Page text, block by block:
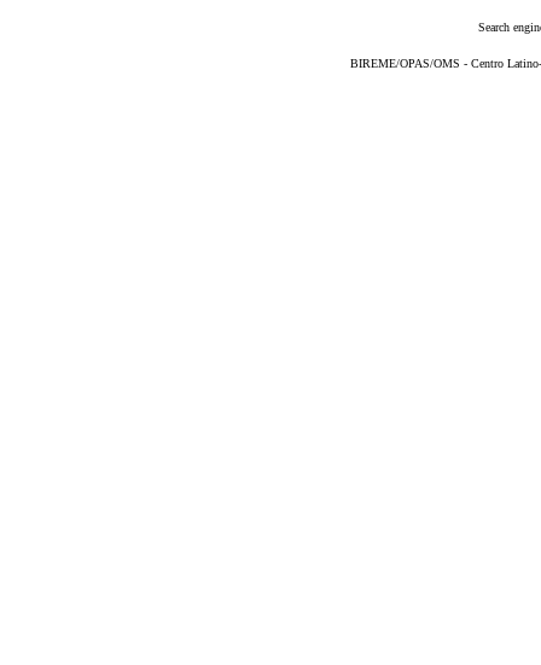
Search
BIREME/OPAS/OMS - Centro Latino-